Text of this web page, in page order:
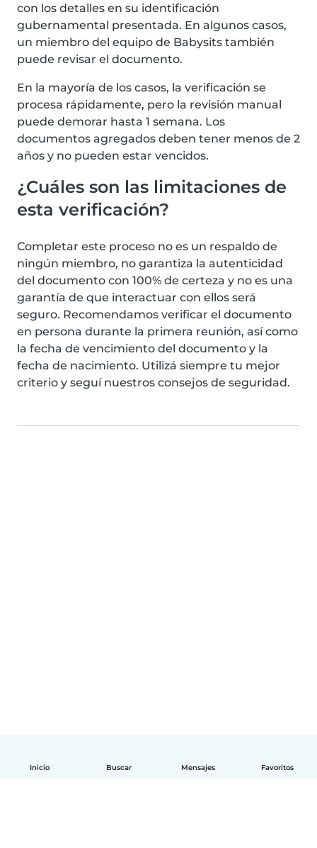
Inicio Buscar Mensajes Favoritos
con los detalles en su identificación
gubernamental presentada. En algunos casos,
un miembro del equipo de Babysits también
puede revisar el documento.
En la mayoría de los casos, la verificación se
procesa rápidamente, pero la revisión manual
puede demorar hasta 1 semana. Los
documentos agregados deben tener menos de 2
años y no pueden estar vencidos.
¿Cuáles son las limitaciones de
esta verificación?
Completar este proceso no es un respaldo de
ningún miembro, no garantiza la autenticidad
del documento con 100% de certeza y no es una
garantía de que interactuar con ellos será
seguro. Recomendamos verificar el documento
en persona durante la primera reunión, así como
la fecha de vencimiento del documento y la
fecha de nacimiento. Utilizá siempre tu mejor
criterio y seguí nuestros consejos de seguridad.